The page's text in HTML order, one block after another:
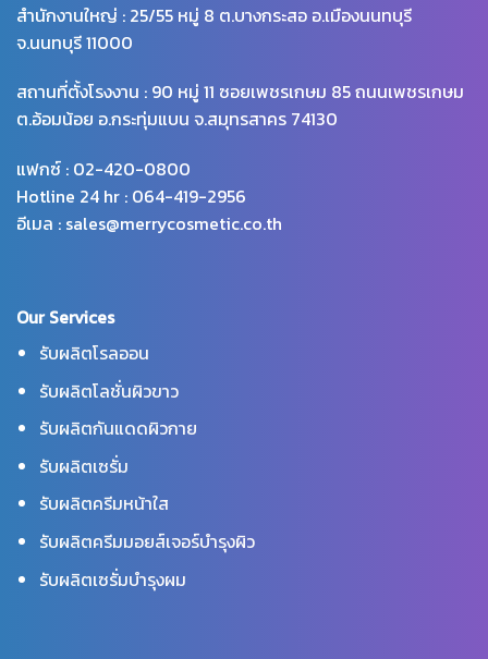
สำนักงานใหญ่ : 25/55 หมู่ 8 ต.บางกระสอ อ.เมืองนนทบุรี
จ.นนทบุรี 11000
สถานที่ตั้งโรงงาน : 90 หมู่ 11 ซอยเพชรเกษม 85 ถนนเพชรเกษม
ต.อ้อมน้อย อ.กระทุ่มแบน จ.สมุทรสาคร 74130
แฟกซ์ : 02-420-0800
Hotline 24 hr : 064-419-2956
อีเมล : sales@merrycosmetic.co.th
Our Services
รับผลิตโรลออน
รับผลิตโลชั่นผิวขาว
รับผลิตกันแดดผิวกาย
รับผลิตเซรั่ม
รับผลิตครีมหน้าใส
รับผลิตครีมมอยส์เจอร์บำรุงผิว
รับผลิตเซรั่มบำรุงผม